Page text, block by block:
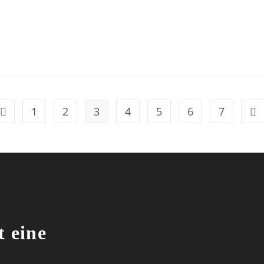
1 2 3 4 5 6 7
eine